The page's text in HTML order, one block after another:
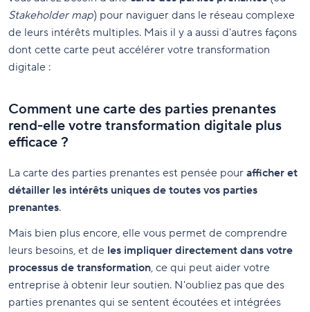
Stakeholder map) pour naviguer dans le réseau complexe
de leurs intérêts multiples. Mais il y a aussi d'autres façons
dont cette carte peut accélérer votre transformation
digitale :
Comment une carte des parties prenantes
rend-elle votre transformation digitale plus
efficace ?
La carte des parties prenantes est pensée pour afficher et
détailler les intérêts uniques de toutes vos parties
prenantes.
Mais bien plus encore, elle vous permet de comprendre
leurs besoins, et de les impliquer directement dans votre
processus de transformation, ce qui peut aider votre
entreprise à obtenir leur soutien. N'oubliez pas que des
parties prenantes qui se sentent écoutées et intégrées